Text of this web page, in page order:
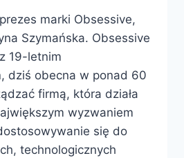
marki Obsessive,
Szymańska. Obsessive
19-letnim
dziś obecna w ponad 60
firmą, która działa
wyzwaniem
się do
technologicznych